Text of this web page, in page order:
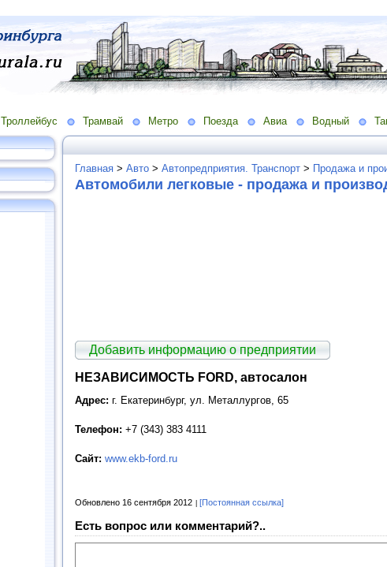
Троллейбус Трамвай Метро Поезда Авиа Водный
Главная > Авто > Автопредприятия. Транспорт > Продажа и
Автомобили легковые - продажа и
Добавить информацию о предприятии
НЕЗАВИСИМОСТЬ FORD, автосалон
Адрес: г. Екатеринбург, ул. Металлургов, 65
Телефон: +7 (343) 383 4111
Сайт: www.ekb-ford.ru
Обновлено 16 сентября 2012 [Постоянная ссылка]
Есть вопрос или комментарий?..